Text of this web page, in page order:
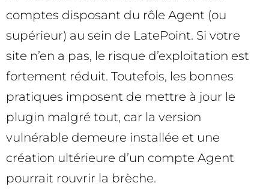
comptes disposant du rôle Agent (ou
supérieur) au sein de LatePoint. Si votre
site n’en a pas, le risque d’exploitation est
fortement réduit. Toutefois, les bonnes
pratiques imposent de mettre à jour le
plugin malgré tout, car la version
vulnérable demeure installée et une
création ultérieure d’un compte Agent
pourrait rouvrir la brèche.